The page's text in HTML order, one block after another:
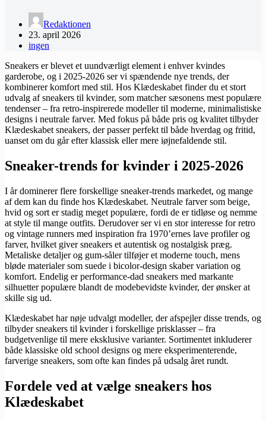
Redaktionen
23. april 2026
ingen
Sneakers er blevet et uundværligt element i enhver kvindes
garderobe, og i 2025-2026 ser vi spændende nye trends, der
kombinerer komfort med stil. Hos Klædeskabet finder du et stort
udvalg af sneakers til kvinder, som matcher sæsonens mest populære
tendenser – fra retro-inspirerede modeller til moderne, minimalistiske
designs i neutrale farver. Med fokus på både pris og kvalitet tilbyder
Klædeskabet sneakers, der passer perfekt til både hverdag og fritid,
uanset om du går efter klassisk eller mere iøjnefaldende stil.
Sneaker-trends for kvinder i 2025-2026
I år dominerer flere forskellige sneaker-trends markedet, og mange
af dem kan du finde hos Klædeskabet. Neutrale farver som beige,
hvid og sort er stadig meget populære, fordi de er tidløse og nemme
at style til mange outfits. Derudover ser vi en stor interesse for retro
og vintage runners med inspiration fra 1970’ernes lave profiler og
farver, hvilket giver sneakers et autentisk og nostalgisk præg.
Metaliske detaljer og gum-såler tilføjer et moderne touch, mens
bløde materialer som suede i bicolor-design skaber variation og
komfort. Endelig er performance-dad sneakers med markante
silhuetter populære blandt de modebevidste kvinder, der ønsker at
skille sig ud.
Klædeskabet har nøje udvalgt modeller, der afspejler disse trends, og
tilbyder sneakers til kvinder i forskellige prisklasser – fra
budgetvenlige til mere eksklusive varianter. Sortimentet inkluderer
både klassiske old school designs og mere eksperimenterende,
farverige sneakers, som ofte kan findes på udsalg året rundt.
Fordele ved at vælge sneakers hos
Klædeskabet